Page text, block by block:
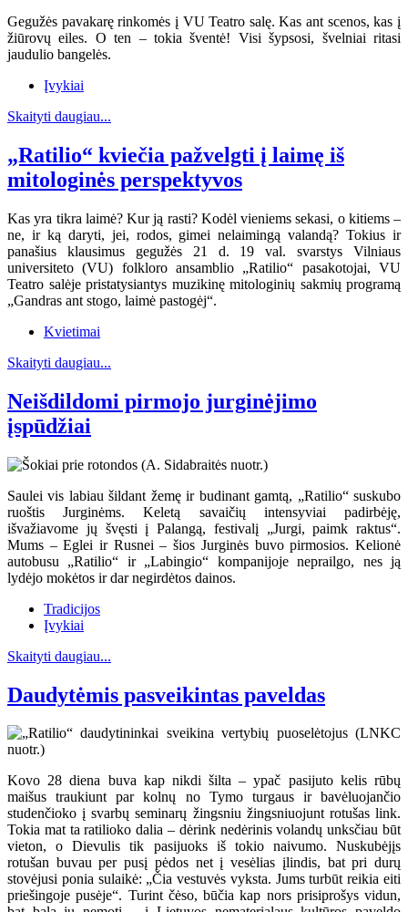
Gegužės pavakarę rinkomės į VU Teatro salę. Kas ant scenos, kas į
žiūrovų eiles. O ten – tokia šventė! Visi šypsosi, švelniai ritasi
jaudulio bangelės.
Įvykiai
Skaityti daugiau...
„Ratilio“ kviečia pažvelgti į laimę iš
mitologinės perspektyvos
Kas yra tikra laimė? Kur ją rasti? Kodėl vieniems sekasi, o kitiems –
ne, ir ką daryti, jei, rodos, gimei nelaimingą valandą? Tokius ir
panašius klausimus gegužės 21 d. 19 val. svarstys Vilniaus
universiteto (VU) folkloro ansamblio „Ratilio“ pasakotojai, VU
Teatro salėje pristatysiantys muzikinę mitologinių sakmių programą
„Gandras ant stogo, laimė pastogėj“.
Kvietimai
Skaityti daugiau...
Neišdildomi pirmojo jurginėjimo
įspūdžiai
Saulei vis labiau šildant žemę ir budinant gamtą, „Ratilio“ suskubo
ruoštis Jurginėms. Keletą savaičių intensyviai padirbėję,
išvažiavome jų švęsti į Palangą, festivalį „Jurgi, paimk raktus“.
Mums – Eglei ir Rusnei – šios Jurginės buvo pirmosios. Kelionė
autobusu „Ratilio“ ir „Labingio“ kompanijoje neprailgo, nes ją
lydėjo mokėtos ir dar negirdėtos dainos.
Tradicijos
Įvykiai
Skaityti daugiau...
Daudytėmis pasveikintas paveldas
Kovo 28 diena buva kap nikdi šilta – ypač pasijuto kelis rūbų
maišus traukiunt par kolnų no Tymo turgaus ir bavėluojančio
studenčioko į svarbų seminarų žingsniu žingsniuojunt rotušas link.
Tokia mat ta ratilioko dalia – dėrink nedėrinis volandų unksčiau būt
vieton, o Dievulis tik pasijuoks iš tokio naivumo. Nuskubėjįs
rotušan buvau per pusį pėdos net į vesėlias įlindis, bat pri durų
stovėjusi ponia sulaikė: „Čia vestuvės vyksta. Jums turbūt reikia eiti
priešingoje pusėje“. Turint čėso, būčia kap nors prisiprošys vidun,